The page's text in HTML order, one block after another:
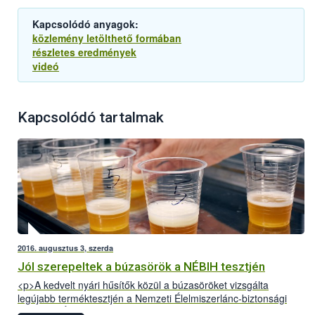
Kapcsolódó anyagok:
közlemény letölthető formában
részletes eredmények
videó
Kapcsolódó tartalmak
2016. augusztus 3, szerda
Jól szerepeltek a búzasörök a NÉBIH tesztjén
<p>A kedvelt nyári hűsítők közül a búzasöröket vizsgálta
legújabb terméktesztjén a Nemzeti Élelmiszerlánc-biztonsági
Hivatal (NÉBIH). A Szupermenta projektben 18 terméket